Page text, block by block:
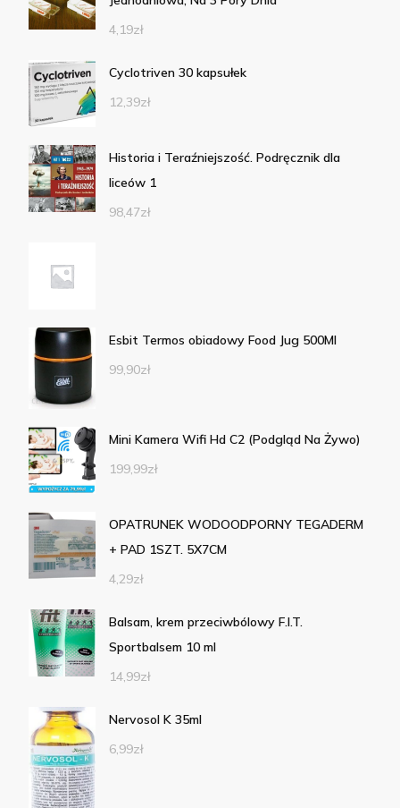
4,19zł
Cyclotriven 30 kapsułek
12,39zł
Historia i Teraźniejszość. Podręcznik dla
liceów 1
98,47zł
Esbit Termos obiadowy Food Jug 500Ml
99,90zł
Mini Kamera Wifi Hd C2 (Podgląd Na Żywo)
199,99zł
OPATRUNEK WODOODPORNY TEGADERM
+ PAD 1SZT. 5X7CM
4,29zł
Balsam, krem przeciwbólowy F.I.T.
Sportbalsem 10 ml
14,99zł
Nervosol K 35ml
6,99zł